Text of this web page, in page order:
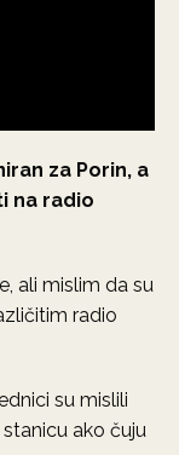
za Porin, a
na radio
ali mislim da su
radio
su mislili
ako čuju